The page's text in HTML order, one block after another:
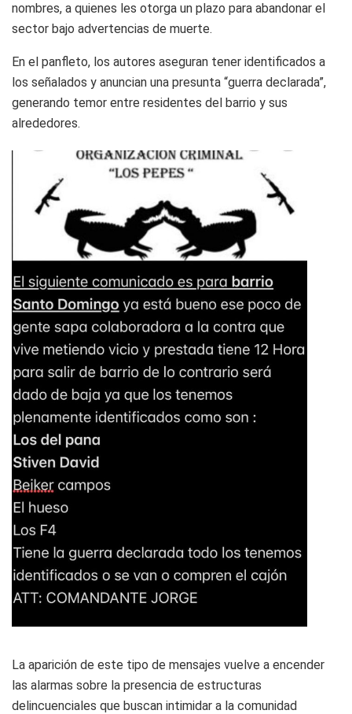
nombres, a quienes les otorga un plazo para abandonar el
sector bajo advertencias de muerte.
En el panfleto, los autores aseguran tener identificados a
los señalados y anuncian una presunta “guerra declarada”,
generando temor entre residentes del barrio y sus
alrededores.
La aparición de este tipo de mensajes vuelve a encender
las alarmas sobre la presencia de estructuras
delincuenciales que buscan intimidar a la comunidad